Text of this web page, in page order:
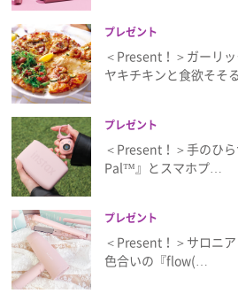
プレゼント
＜Present！＞ガーリ
ヤキチキンと食欲そそ
プレゼント
＜Present！＞手のひ
Pal™』とスマホプ…
プレゼント
＜Present！＞サロニ
色合いの『flow(…